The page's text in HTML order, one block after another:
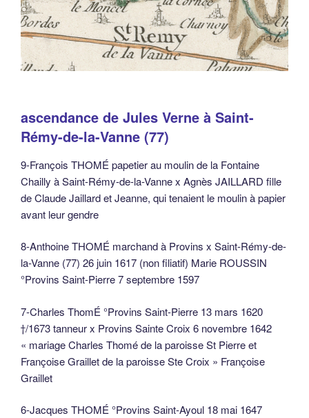
ascendance de Jules Verne à Saint-
Rémy-de-la-Vanne (77)
9-François THOMÉ papetier au moulin de la Fontaine
Chailly à Saint-Rémy-de-la-Vanne x Agnès JAILLARD fille
de Claude Jaillard et Jeanne, qui tenaient le moulin à papier
avant leur gendre
8-Anthoine THOMÉ marchand à Provins x Saint-Rémy-de-
la-Vanne (77) 26 juin 1617 (non filiatif) Marie ROUSSIN
°Provins Saint-Pierre 7 septembre 1597
7-Charles ThomÉ °Provins Saint-Pierre 13 mars 1620
†/1673 tanneur x Provins Sainte Croix 6 novembre 1642
« mariage Charles Thomé de la paroisse St Pierre et
Françoise Graillet de la paroisse Ste Croix » Françoise
Graillet
6-Jacques THOMÉ °Provins Saint-Ayoul 18 mai 1647